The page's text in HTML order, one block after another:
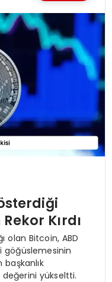
Kırdı
olan Bitcoin, ABD
göğüslemesinin
başkanlık
değerini yükseltti.